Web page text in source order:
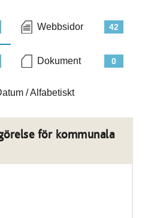
42
Webbsidor
0
Dokument
/Alfabetiskt
för kommunala